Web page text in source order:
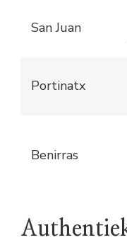
San Juan
Portinatx
Benirras